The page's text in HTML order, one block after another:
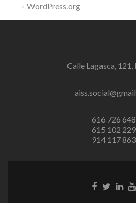
WordPress.org
Calle Lagasca,
616 726 648
615 102 229
914 117 863
Enlace
EnlaceEnlace
link